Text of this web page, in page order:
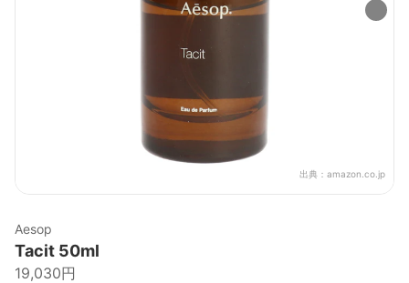
出典： amazon.co.jp
Aesop
Tacit 50ml
19,030円